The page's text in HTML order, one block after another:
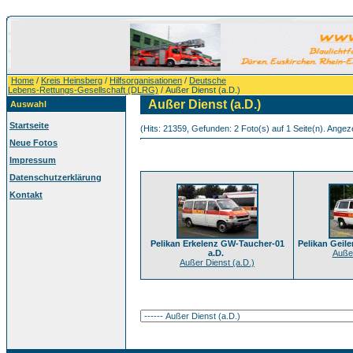
Home / Kreis Heinsberg / Hilfsorganisationen / Deutsche
Lebens-Rettungs-Gesellschaft (DLRG) / Außer Dienst (a.D.)
Auswahl
Startseite
Neue Fotos
Impressum
Datenschutzerklärung
Kontakt
Außer Dienst (a.D.)
(Hits: 21359, Gefunden: 2 Foto(s) auf 1 Seite(n).
Pelikan Erkelenz GW-Taucher-01
a.D.
Außer Dienst (a.D.)
Pelikan